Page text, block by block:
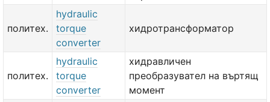
политех.
hydraulic
torque
converter
хидротрансформатор
политех.
hydraulic
torque
converter
хидравличен
преобразувател на въртящ
момент